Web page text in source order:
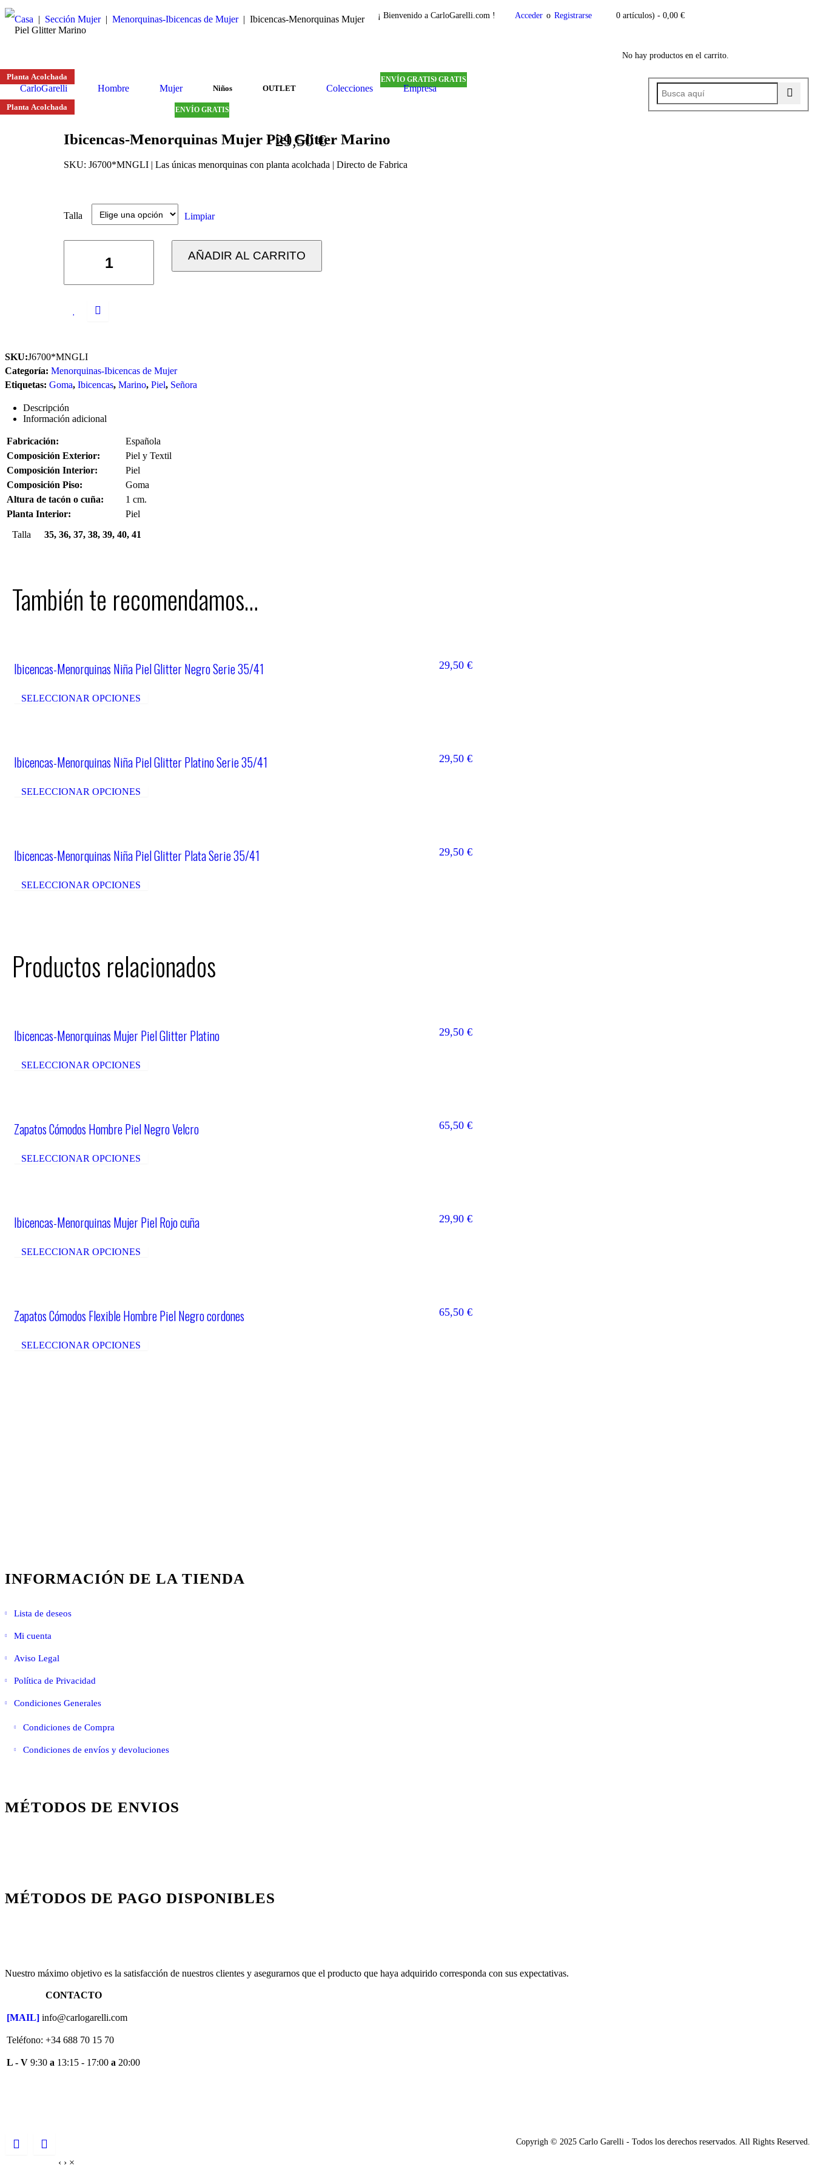
¡ Bienvenido a CarloGarelli.com ! Acceder o Registrarse 0 artículos) - 0,00 €
No hay productos en el carrito.
CarloGarelli Hombre Mujer Niños OUTLET Colecciones Empresa
Casa | Sección Mujer | Menorquinas-Ibicencas de Mujer | Ibicencas-Menorquinas Mujer
Piel Glitter Marino
29,50€
Planta Acolchada ENVÍO GRATIS
Ibicencas-Menorquinas Mujer Piel Glitter Marino
SKU: J6700*MNGLI | Las únicas menorquinas con planta acolchada | Directo de Fabrica
Talla Limpiar
AÑADIR AL CARRITO
SKU:J6700*MNGLI
Categoría: Menorquinas-Ibicencas de Mujer
Etiquetas: Goma, Ibicencas, Marino, Piel, Señora
Descripción
Información adicional
Fabricación:
Española
Composición Exterior:
Piel y Textil
Composición Interior:
Piel
Composición Piso:
Goma
Altura de tacón o cuña:
1 cm.
Planta Interior:
Piel
Talla
35, 36, 37, 38, 39, 40, 41
También te recomendamos…
29,50 €
Planta Acolchada ENVÍO GRATIS
Ibicencas-Menorquinas Niña Piel Glitter Negro Serie 35/41
SELECCIONAR OPCIONES
29,50 €
Planta Acolchada ENVÍO GRATIS
Ibicencas-Menorquinas Niña Piel Glitter Platino Serie 35/41
SELECCIONAR OPCIONES
29,50 €
Planta Acolchada ENVÍO GRATIS
Ibicencas-Menorquinas Niña Piel Glitter Plata Serie 35/41
SELECCIONAR OPCIONES
Productos relacionados
29,50 €
Planta Acolchada ENVÍO GRATIS
Ibicencas-Menorquinas Mujer Piel Glitter Platino
SELECCIONAR OPCIONES
65,50 €
ENVÍO GRATIS
Zapatos Cómodos Hombre Piel Negro Velcro
SELECCIONAR OPCIONES
29,90 €
Planta Acolchada ENVÍO GRATIS
Ibicencas-Menorquinas Mujer Piel Rojo cuña
SELECCIONAR OPCIONES
65,50 €
ENVÍO GRATIS
Zapatos Cómodos Flexible Hombre Piel Negro cordones
SELECCIONAR OPCIONES
INFORMACIÓN DE LA TIENDA
Lista de deseos
Mi cuenta
Aviso Legal
Política de Privacidad
Condiciones Generales
Condiciones de Compra
Condiciones de envíos y devoluciones
MÉTODOS DE ENVIOS
MÉTODOS DE PAGO DISPONIBLES
Nuestro máximo objetivo es la satisfacción de nuestros clientes y asegurarnos que el producto que haya adquirido corresponda con sus expectativas.
CONTACTO
[MAIL] info@carlogarelli.com
Teléfono: +34 688 70 15 70
L - V 9:30 a 13:15 - 17:00 a 20:00
Copyrigh © 2025 Carlo Garelli - Todos los derechos reservados. All Rights Reserved.
‹ › ×